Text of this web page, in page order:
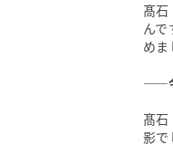
髙石
ん
めま
——
髙石
影で